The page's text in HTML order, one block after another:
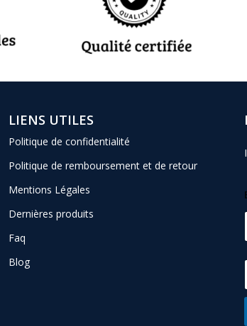
LIENS UTILES
Politique de confidentialité
Politique de remboursement et de retour
Mentions Légales
Dernières produits
Faq
Blog